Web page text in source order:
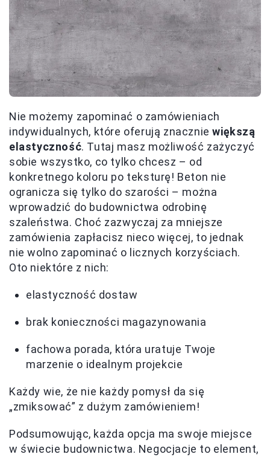
Nie możemy zapominać o zamówieniach
indywidualnych, które oferują znaczniewiększą
elastyczność. Tutaj masz możliwość zażyczyć
sobie wszystko, co tylko chcesz – od
konkretnego koloru po teksturę! Beton nie
ogranicza się tylko do szarości – można
wprowadzić do budownictwa odrobinę
szaleństwa. Choć zazwyczaj za mniejsze
zamówienia zapłacisz nieco więcej, to jednak
nie wolno zapominać o licznych korzyściach.
Oto niektóre z nich:
elastyczność dostaw
brak konieczności magazynowania
fachowa porada, która uratuje Twoje
marzenie o idealnym projekcie
Każdy wie, że nie każdy pomysł da się
„zmiksować” z dużym zamówieniem!
Podsumowując, każda opcja ma swoje miejsce
w świecie budownictwa. Negocjacje to element,